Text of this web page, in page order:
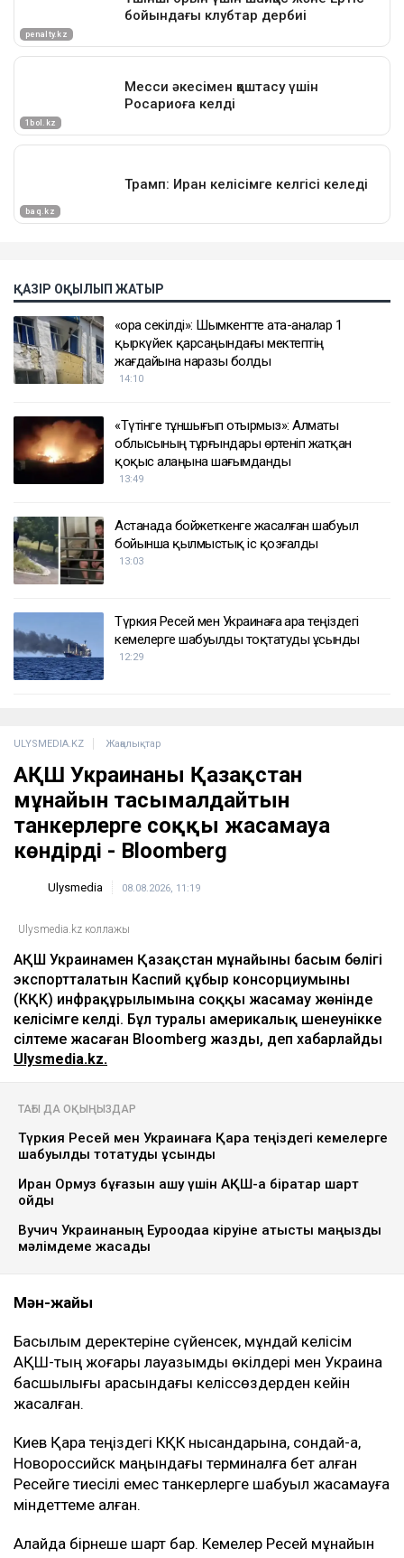
ҚАЗІР ОҚЫЛЫП ЖАТЫР
«Қора секілді»: Шымкентте ата-аналар 1
қыркүйек қарсаңындағы мектептің
жағдайына наразы болды
14:10
«Түтінге тұншығып отырмыз»: Алматы
облысының тұрғындары өртеніп жатқан
қоқыс алаңына шағымданды
13:49
Астанада бойжеткенге жасалған шабуыл
бойынша қылмыстық іс қозғалды
13:03
Түркия Ресей мен Украинаға Қара теңіздегі
кемелерге шабуылды тоқтатуды ұсынды
12:29
ULYSMEDIA.KZ Жаңалықтар
АҚШ Украинаны Қазақстан
мұнайын тасымалдайтын
танкерлерге соққы жасамауға
көндірді - Bloomberg
Ulysmedia 08.08.2026, 11:19
Ulysmedia.kz коллажы
АҚШ Украинамен Қазақстан мұнайының басым бөлігі
экспортталатын Каспий құбыр консорциумының
(КҚК) инфрақұрылымына соққы жасамау жөнінде
келісімге келді. Бұл туралы америкалық шенеунікке
сілтеме жасаған Bloomberg жазды, деп хабарлайды
Ulysmedia.kz.
ТАҒЫ ДА ОҚЫҢЫЗДАР
Түркия Ресей мен Украинаға Қара теңіздегі кемелерге
шабуылды тоқтатуды ұсынды
Иран Ормуз бұғазын ашу үшін АҚШ-қа бірқатар шарт
қойды
Вучич Украинаның Еуроодаққа кіруіне қатысты маңызды
мәлімдеме жасады
Мән-жайы
Басылым деректеріне сүйенсек, мұндай келісім
АҚШ-тың жоғары лауазымды өкілдері мен Украина
басшылығы арасындағы келіссөздерден кейін
жасалған.
Киев Қара теңіздегі КҚК нысандарына, сондай-ақ,
Новороссийск маңындағы терминалға бет алған
Ресейге тиесілі емес танкерлерге шабуыл жасамауға
міндеттеме алған.
Алайда бірнеше шарт бар. Кемелер Ресей мұнайын